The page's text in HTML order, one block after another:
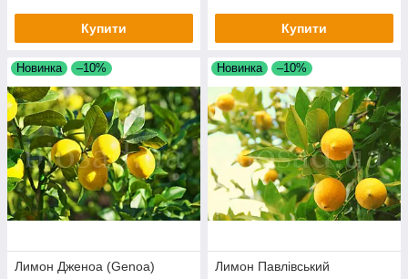
Купити Купити
Новинка –10%
Лимон Дженоа (Genoa)
Новинка –10%
Лимон Павлівський